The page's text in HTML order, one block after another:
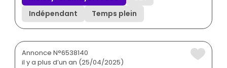
Indépendant
Temps plein
Annonce N°6538140
il y a plus d’un an (25/04/2025)